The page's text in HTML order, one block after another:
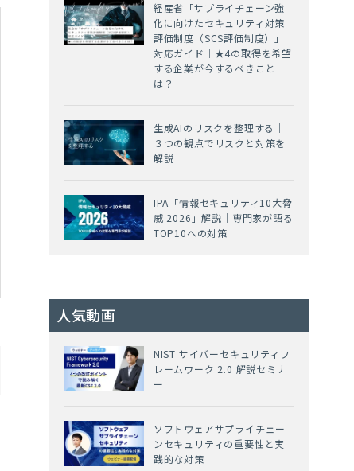
経産省「サプライチェーン強
化に向けたセキュリティ対策
評価制度（SCS評価制度）」
対応ガイド｜★4の取得を希望
する企業が今するべきこと
は？
生成AIのリスクを整理する｜
３つの観点でリスクと対策を
解説
IPA「情報セキュリティ10大脅
威 2026」解説｜専門家が語る
TOP10への対策
人気動画
NIST サイバーセキュリティフ
レームワーク 2.0 解説セミナ
ー
ソフトウェアサプライチェー
ンセキュリティの重要性と実
践的な対策